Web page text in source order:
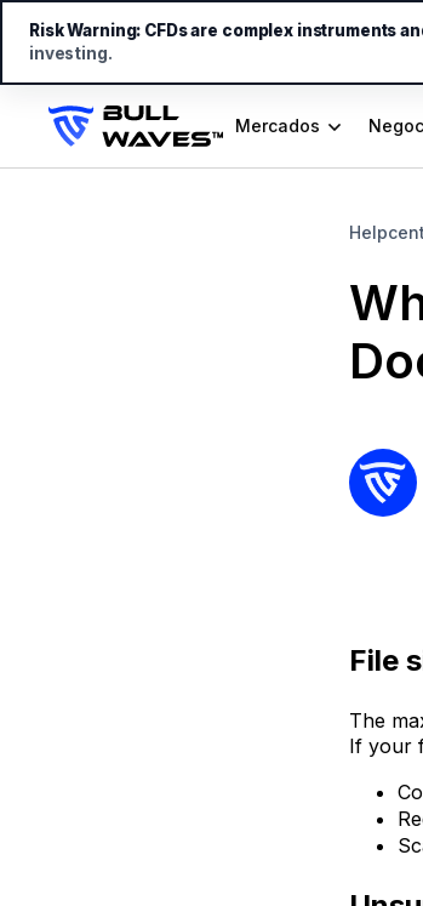
Mercados
File
The
If your
Risk Warning: CFDs are complex instruments
investing.